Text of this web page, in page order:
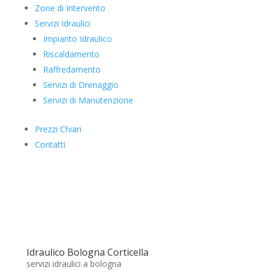
Zone di Intervento
Servizi Idraulici
Impianto Idraulico
Riscaldamento
Raffredamento
Servizi di Drenaggio
Servizi di Manutenzione
Prezzi Chiari
Contatti
Idraulico Bologna Corticella
servizi idraulici a bologna